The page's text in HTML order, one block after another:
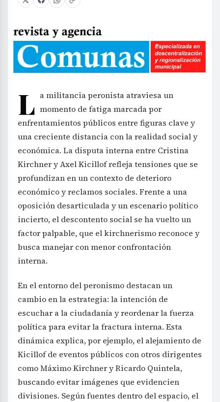
L a militancia peronista atraviesa un
momento de fatiga marcada por
enfrentamientos públicos entre figuras clave y
una creciente distancia con la realidad social y
económica. La disputa interna entre Cristina
Kirchner y Axel Kicillof refleja tensiones que se
profundizan en un contexto de deterioro
económico y reclamos sociales. Frente a una
oposición desarticulada y un escenario político
incierto, el descontento social se ha vuelto un
factor palpable, que el kirchnerismo reconoce y
busca manejar con menor confrontación
interna.
En el entorno del peronismo destacan un
cambio en la estrategia: la intención de
escuchar a la ciudadanía y reordenar la fuerza
política para evitar la fractura interna. Esta
dinámica explica, por ejemplo, el alejamiento de
Kicillof de eventos públicos con otros dirigentes
como Máximo Kirchner y Ricardo Quintela,
buscando evitar imágenes que evidencien
divisiones. Según fuentes dentro del espacio, el